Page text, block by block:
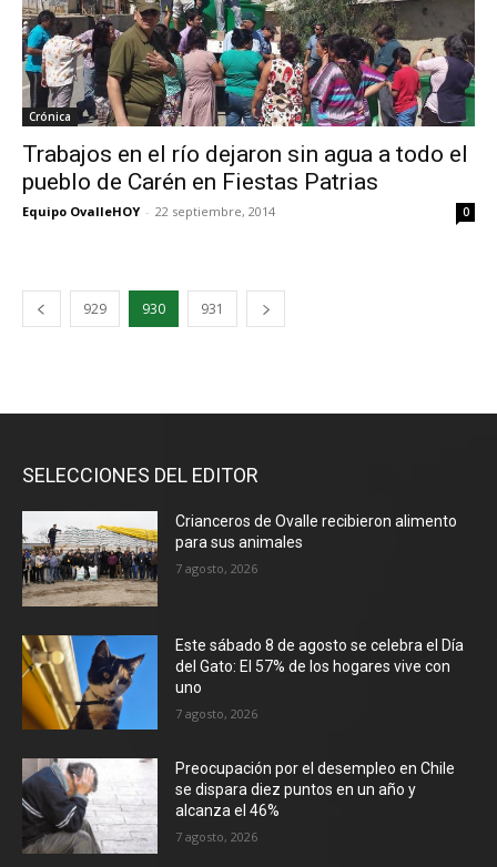
Crónica
Trabajos en el río dejaron sin agua a todo el
pueblo de Carén en Fiestas Patrias
Equipo OvalleHOY - 22 septiembre, 2014 0
929 930 931
SELECCIONES DEL EDITOR
Crianceros de Ovalle recibieron alimento
para sus animales
7 agosto, 2026
Este sábado 8 de agosto se celebra el Día
del Gato: El 57% de los hogares vive con
uno
7 agosto, 2026
Preocupación por el desempleo en Chile
se dispara diez puntos en un año y
alcanza el 46%
7 agosto, 2026